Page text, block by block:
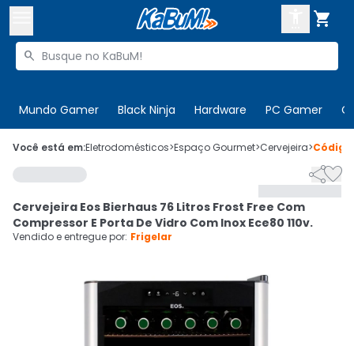

Buscar produtos

Mundo Gamer Black Ninja Hardware PC Gamer
 Olá. Acesse sua conta
 Departamentos
Cupons
Ativar tradutor em libras
CADASTRE-SE
Você está em:Eletrodomésticos>Espaço Gourmet>Cervejeira>Código

Cervejeira Eos Bierhaus 76 Litros Frost Free Com
Compressor E Porta De Vidro Com Inox Ece80 110v.
Vendido e entregue por: Frigelar